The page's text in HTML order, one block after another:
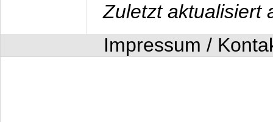
Zuletzt aktualisiert
Impressum /